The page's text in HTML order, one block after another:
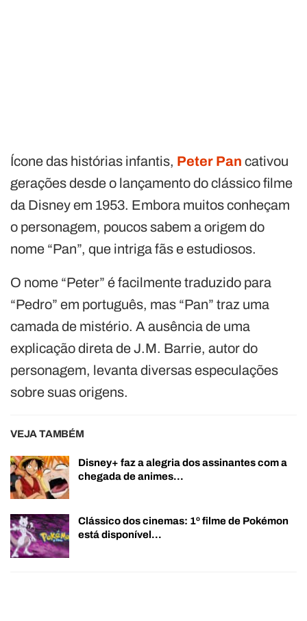
Ícone das histórias infantis, Peter Pan cativou
gerações desde o lançamento do clássico filme
da Disney em 1953. Embora muitos conheçam
o personagem, poucos sabem a origem do
nome “Pan”, que intriga fãs e estudiosos.
O nome “Peter” é facilmente traduzido para
“Pedro” em português, mas “Pan” traz uma
camada de mistério. A ausência de uma
explicação direta de J.M. Barrie, autor do
personagem, levanta diversas especulações
sobre suas origens.
VEJA TAMBÉM
Disney+ faz a alegria dos assinantes com a
chegada de animes…
Clássico dos cinemas: 1º filme de Pokémon
está disponível…